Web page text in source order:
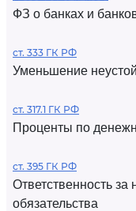
ФЗ о банках и
ст. 333 ГК РФ
Уменьшение
ст. 317.1 ГК РФ
Проценты по
ст. 395 ГК РФ
Ответственность
обязательства